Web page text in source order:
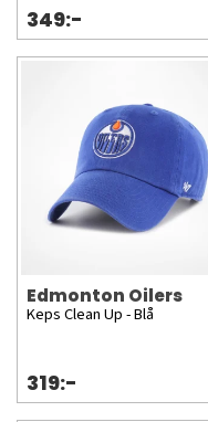
349:-
Edmonton Oilers
Keps Clean Up - Blå
319:-